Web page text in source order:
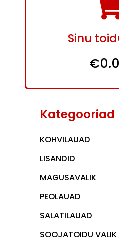
Sinu
Kategooriad
KOHVILAUAD
LISANDID
MAGUSAVALIK
PEOLAUAD
SALATILAUAD
SOOJATOIDU VALIK